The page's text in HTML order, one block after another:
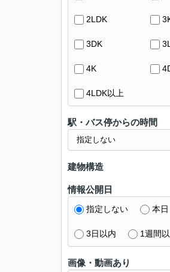
2LDK
3DK
4K
4LDK以上
駅・バス停からの時間
建物構造
情報公開日
指定しない 本日
3日以内 1週間
画像・動画あり